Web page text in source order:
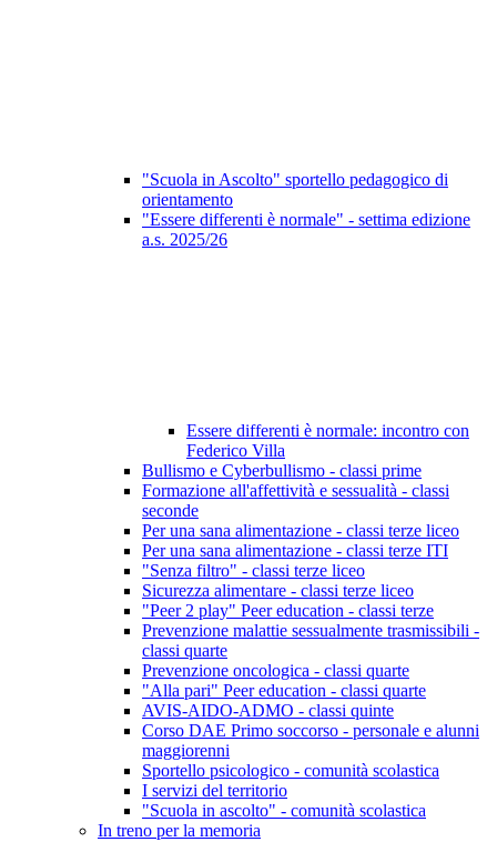
"Scuola in Ascolto" sportello pedagogico di
orientamento
"Essere differenti è normale" - settima edizione
a.s. 2025/26
Essere differenti è normale: incontro con
Federico Villa
Bullismo e Cyberbullismo - classi prime
Formazione all'affettività e sessualità - classi
seconde
Per una sana alimentazione - classi terze liceo
Per una sana alimentazione - classi terze ITI
"Senza filtro" - classi terze liceo
Sicurezza alimentare - classi terze liceo
"Peer 2 play" Peer education - classi terze
Prevenzione malattie sessualmente trasmissibili -
classi quarte
Prevenzione oncologica - classi quarte
"Alla pari" Peer education - classi quarte
AVIS-AIDO-ADMO - classi quinte
Corso DAE Primo soccorso - personale e alunni
maggiorenni
Sportello psicologico - comunità scolastica
I servizi del territorio
"Scuola in ascolto" - comunità scolastica
In treno per la memoria